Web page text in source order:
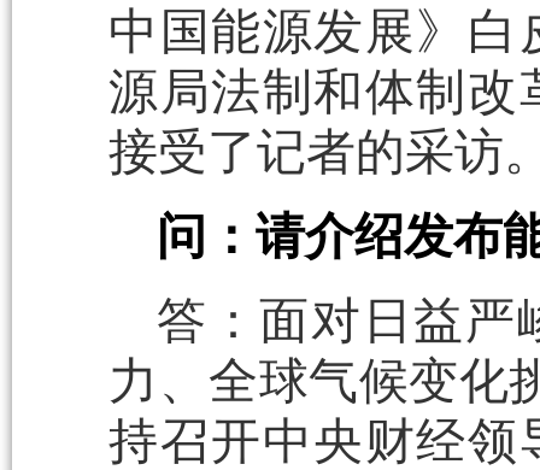
中国能源发展》
源局法制和体制改
接受了记者的采访
问：请介绍发布
答：面对日益严
力、全球气候变化
持召开中央财经领